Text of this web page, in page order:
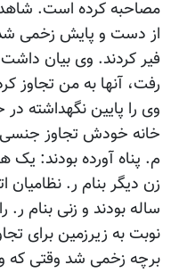
مصاحبه کرده است.
از دست و پایش زخمی شد
فیر کردند. وی بیان
رفت، آنها به من تجاوز
وی را پایین نگهداشته
خانه خودش تجاوز جنسی
م. پناه آورده بودند:
ساله بودند و زنی بنام ر.
نوبت به زیرزمین برای
برچه زخمی شد وقتی